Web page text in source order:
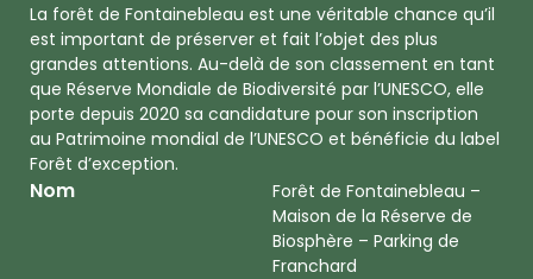
La forêt de Fontainebleau est une véritable chance qu’il
est important de préserver et fait l’objet des plus
grandes attentions. Au-delà de son classement en tant
que Réserve Mondiale de Biodiversité par l’UNESCO, elle
porte depuis 2020 sa candidature pour son inscription
au Patrimoine mondial de l’UNESCO et bénéficie du label
Forêt d’exception.
Nom
Forêt de Fontainebleau –
Maison de la Réserve de
Biosphère – Parking de
Franchard